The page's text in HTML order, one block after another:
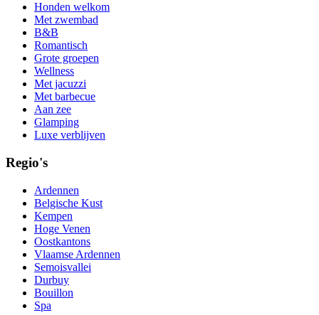
Honden welkom
Met zwembad
B&B
Romantisch
Grote groepen
Wellness
Met jacuzzi
Met barbecue
Aan zee
Glamping
Luxe verblijven
Regio's
Ardennen
Belgische Kust
Kempen
Hoge Venen
Oostkantons
Vlaamse Ardennen
Semoisvallei
Durbuy
Bouillon
Spa